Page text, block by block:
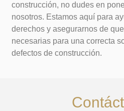
construcción, no dudes en
nosotros. Estamos aquí para
derechos y asegurarnos de
necesarias para una correcta
defectos de construcción.